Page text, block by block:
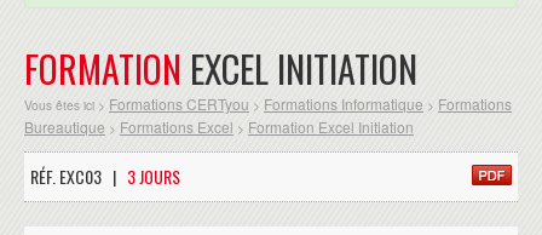
FORMATION EXCEL INITIATION
Vous êtes ici > Formations CERTyou > Formations Informatique > Formations
Bureautique > Formations Excel > Formation Excel Initiation
RÉF. EXC03 | 3 JOURS